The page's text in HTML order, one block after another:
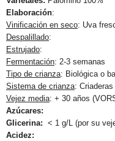
Elaboración:
Vinificación en seco: Uva
Despalillado:
Estrujado:
Fermentación: 2-3 semanas
Tipo de crianza: Biológica o
Sistema de crianza:
Vejez media: + 30 años
Azúcares:
Glicerina: < 1 g/L (por su
Acidez: